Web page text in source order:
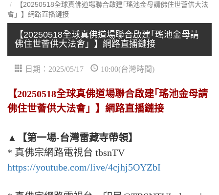
【20250518全球真佛道場聯合啟建｢瑤池金母請佛住世薈供大法
會」】網路直播鏈接
【20250518全球真佛道場聯合啟建｢瑤池金母請
佛住世薈供大法會」】網路直播鏈接
日期：2025/05/17 10:00(台灣時間)
【20250518全球真佛道場聯合啟建｢瑤池金母請
佛住世薈供大法會」】網路直播鏈接
▲【第一場-台灣雷藏寺帶領】
* 真佛宗網路電視台 tbsnTV
https://youtube.com/live/4cjhj5OYZbI